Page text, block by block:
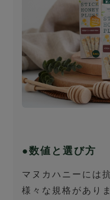
●数値と選び方
マヌカハニーには
様々な規格があり